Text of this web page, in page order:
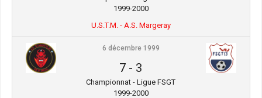
1999-2000
U.S.T.M. - A.S. Margeray
6 décembre 1999
7 - 3
Championnat - Ligue FSGT
1999-2000